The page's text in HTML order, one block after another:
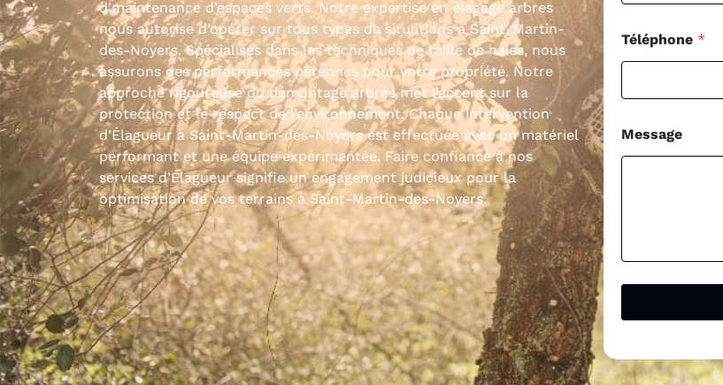
d’maintenance d’espaces verts. Notre expertise en élagage arbres
nous autorise d’opérer sur tous types de situations à Saint-Martin-
des-Noyers. Spécialisés dans les techniques de taille de haies, nous
assurons des performances pérennes pour votre propriété. Notre
approche rigoureuse du démontage arbres met l’accent sur la
protection et le respect de l’environnement. Chaque intervention
d’Élagueur à Saint-Martin-des-Noyers est effectuée avec un matériel
performant et une équipe expérimentée. Faire confiance à nos
services d’Élagueur signifie un engagement judicieux pour la
optimisation de vos terrains à Saint-Martin-des-Noyers.
Téléphone *
Message